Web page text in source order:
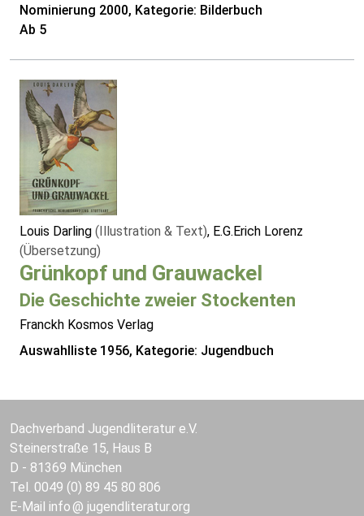
Nominierung 2000, Kategorie: Bilderbuch
Ab 5
Louis Darling (Illustration & Text), E.G.Erich Lorenz
(Übersetzung)
Grünkopf und Grauwackel
Die Geschichte zweier Stockenten
Franckh Kosmos Verlag
Auswahlliste 1956, Kategorie: Jugendbuch
Dachverband Jugendliteratur e.V.
Steinerstraße 15, Haus B
D - 81369 München
Tel. 0049 (0) 89 45 80 806
E-Mail info jugendliteratur.org